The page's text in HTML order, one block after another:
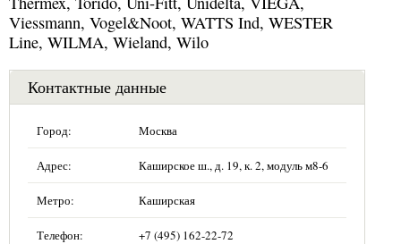
Viessmann, Vogel&Noot, WATTS Ind, WESTER
Line, WILMA, Wieland, Wilo
Контактные данные
Город: Москва
Адрес: Каширское ш., д. 19, к. 2, модуль м8-6
Метро: Каширская
Телефон: +7 (495) 162-22-72